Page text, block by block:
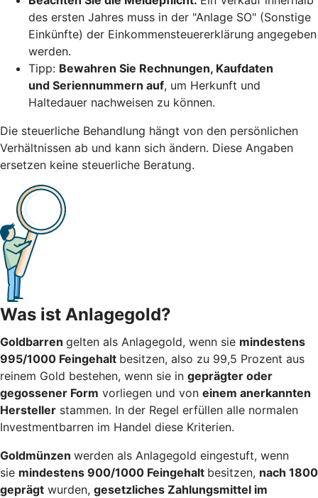
des ersten Jahres muss in der "Anlage SO" (Sonstige
Einkünfte) der Einkommensteuererklärung angegeben
werden.
Tipp: Bewahren Sie Rechnungen, Kaufdaten
und Seriennummern auf, um Herkunft und
Haltedauer nachweisen zu können.
Die steuerliche Behandlung hängt von den persönlichen
Verhältnissen ab und kann sich ändern. Diese Angaben
ersetzen keine steuerliche Beratung.
Was ist Anlagegold?
Goldbarren gelten als Anlagegold, wenn sie mindestens
995/1000 Feingehalt besitzen, also zu 99,5 Prozent aus
reinem Gold bestehen, wenn sie in geprägter oder
gegossener Form vorliegen und von einem anerkannten
Hersteller stammen. In der Regel erfüllen alle normalen
Investmentbarren im Handel diese Kriterien.
Goldmünzen werden als Anlagegold eingestuft, wenn
sie mindestens 900/1000 Feingehalt besitzen, nach 1800
geprägt wurden, gesetzliches Zahlungsmittel im